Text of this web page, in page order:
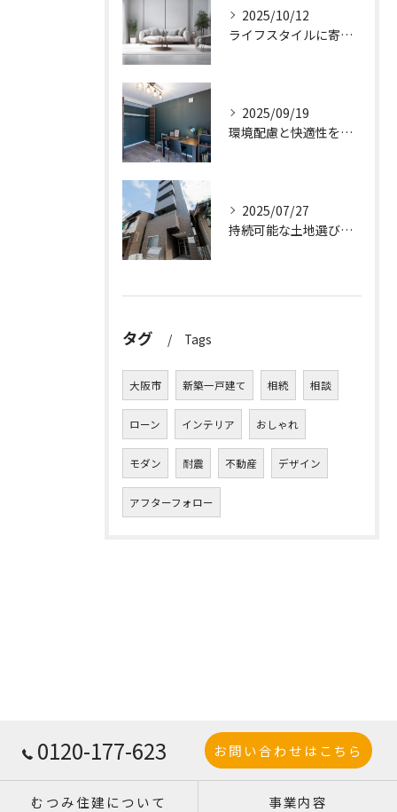
2025/10/12
ライフスタイルに寄り添う快適な新築一戸建て設計
2025/09/19
環境配慮と快適性を両立させた新築一戸建ての暮らし方
2025/07/27
持続可能な土地選びのポイント
タグ Tags
大阪市 新築一戸建て 相続 相談
ローン インテリア おしゃれ
モダン 耐震 不動産 デザイン
アフターフォロー
0120-177-623 お問い合わせはこちら
むつみ住建について 事業内容